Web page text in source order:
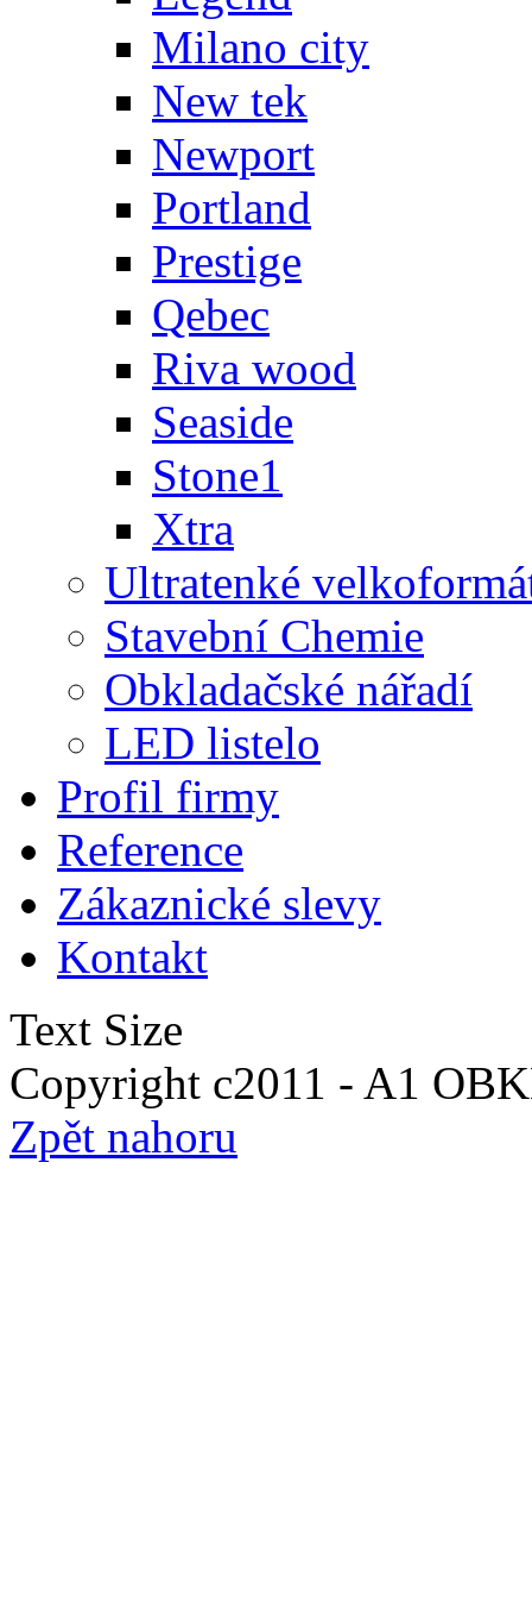
Milano city
New tek
Newport
Portland
Prestige
Qebec
Riva wood
Seaside
Stone1
Xtra
Ultratenké
Stavební Chemie
Obkladačské nářadí
LED listelo
Profil firmy
Reference
Zákaznické slevy
Kontakt
Text Size
Copyright c2011 - A1
Zpět nahoru